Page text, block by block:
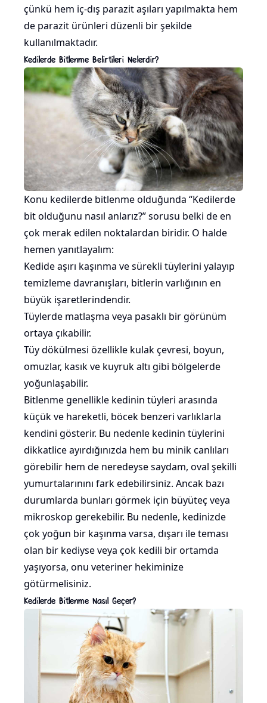
çünkü hem iç-dış parazit aşıları yapılmakta hem
de parazit ürünleri düzenli bir şekilde
kullanılmaktadır.
Kedilerde Bitlenme Belirtileri Nelerdir?
Konu kedilerde bitlenme olduğunda “Kedilerde
bit olduğunu nasıl anlarız?” sorusu belki de en
çok merak edilen noktalardan biridir. O halde
hemen yanıtlayalım:
Kedide aşırı kaşınma ve sürekli tüylerini yalayıp
temizleme davranışları, bitlerin varlığının en
büyük işaretlerindendir.
Tüylerde matlaşma veya pasaklı bir görünüm
ortaya çıkabilir.
Tüy dökülmesi özellikle kulak çevresi, boyun,
omuzlar, kasık ve kuyrukaltı gibi bölgelerde
yoğunlaşabilir.
Bitlenme genellikle kedinin tüyleri arasında
küçük ve hareketli, böcek benzeri varlıklarla
kendini gösterir. Bu nedenle kedinin tüylerini
dikkatlice ayırdığınızda hem bu minik canlıları
görebilir hem de neredeyse saydam, oval şekilli
yumurtalarınını fark edebilirsiniz. Ancak bazı
durumlarda bunları görmek için büyüteç veya
mikroskop gerekebilir. Bu nedenle, kedinizde
çok yoğun bir kaşınma varsa, dışarı ile teması
olan bir kediyse veya çok kedili bir ortamda
yaşıyorsa, onu veteriner hekiminize
götürmelisiniz.
Kedilerde Bitlenme Nasıl Geçer?